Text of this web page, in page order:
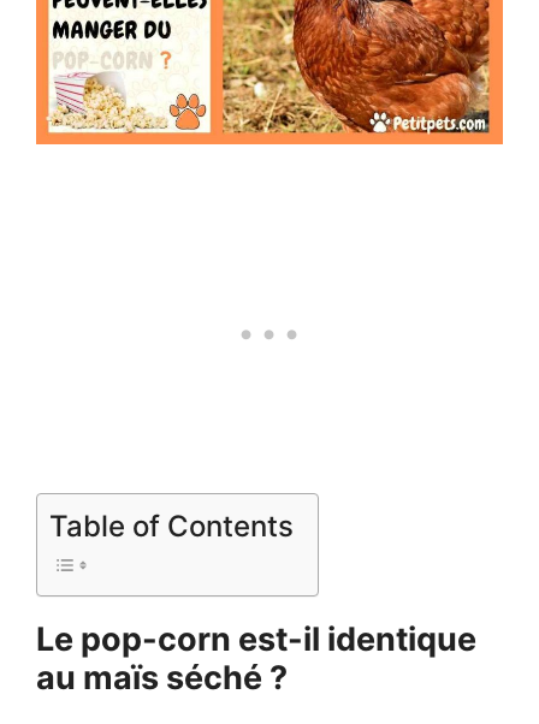
Table of Contents
Le pop-corn est-il identique
au maïs séché ?